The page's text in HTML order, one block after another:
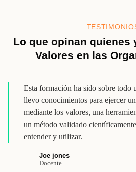
Lo que opinan quienes
Valores en las
Esta formación ha sido sobre todo
llevo conocimientos para ejercer
mediante los valores, una
un método validado
entender y utilizar.
Joe jones
Docente